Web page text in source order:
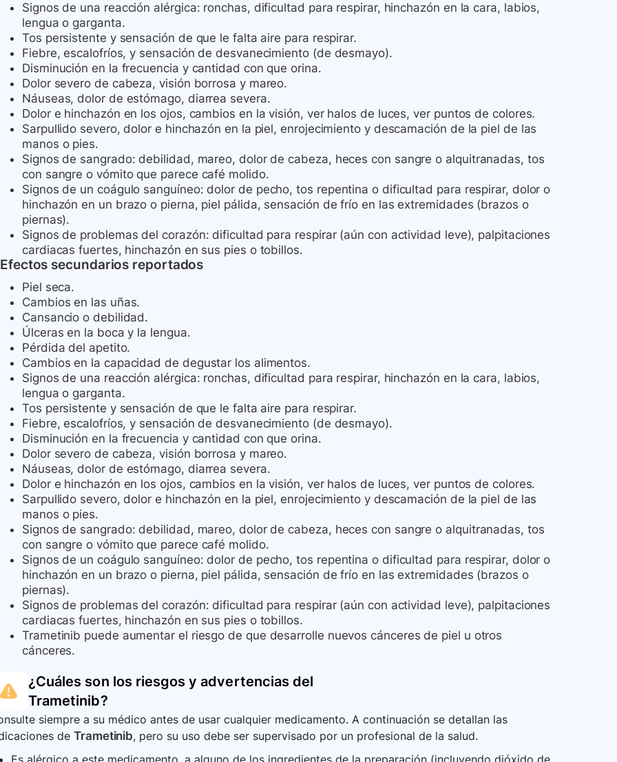
Signos de una reacción alérgica: ronchas, dificultad para respirar, hinchazón en la cara, labios,
lengua o garganta.
Tos persistente y sensación de que le falta aire para respirar.
Fiebre, escalofríos, y sensación de desvanecimiento (de desmayo).
Disminución en la frecuencia y cantidad con que orina.
Dolor severo de cabeza, visión borrosa y mareo.
Náuseas, dolor de estómago, diarrea severa.
Dolor e hinchazón en los ojos, cambios en la visión, ver halos de luces, ver puntos de colores.
Sarpullido severo, dolor e hinchazón en la piel, enrojecimiento y descamación de la piel de las
manos o pies.
Signos de sangrado: debilidad, mareo, dolor de cabeza, heces con sangre o alquitranadas, tos
con sangre o vómito que parece café molido.
Signos de un coágulo sanguíneo: dolor de pecho, tos repentina o dificultad para respirar, dolor o
hinchazón en un brazo o pierna, piel pálida, sensación de frío en las extremidades (brazos o
piernas).
Signos de problemas del corazón: dificultad para respirar (aún con actividad leve), palpitaciones
cardiacas fuertes, hinchazón en sus pies o tobillos.
Efectos secundarios reportados
Piel seca.
Cambios en las uñas.
Cansancio o debilidad.
Úlceras en la boca y la lengua.
Pérdida del apetito.
Cambios en la capacidad de degustar los alimentos.
Signos de una reacción alérgica: ronchas, dificultad para respirar, hinchazón en la cara, labios,
lengua o garganta.
Tos persistente y sensación de que le falta aire para respirar.
Fiebre, escalofríos, y sensación de desvanecimiento (de desmayo).
Disminución en la frecuencia y cantidad con que orina.
Dolor severo de cabeza, visión borrosa y mareo.
Náuseas, dolor de estómago, diarrea severa.
Dolor e hinchazón en los ojos, cambios en la visión, ver halos de luces, ver puntos de colores.
Sarpullido severo, dolor e hinchazón en la piel, enrojecimiento y descamación de la piel de las
manos o pies.
Signos de sangrado: debilidad, mareo, dolor de cabeza, heces con sangre o alquitranadas, tos
con sangre o vómito que parece café molido.
Signos de un coágulo sanguíneo: dolor de pecho, tos repentina o dificultad para respirar, dolor o
hinchazón en un brazo o pierna, piel pálida, sensación de frío en las extremidades (brazos o
piernas).
Signos de problemas del corazón: dificultad para respirar (aún con actividad leve), palpitaciones
cardiacas fuertes, hinchazón en sus pies o tobillos.
Trametinib puede aumentar el riesgo de que desarrolle nuevos cánceres de piel u otros
cánceres.
¿Cuáles son los riesgos y advertencias del
Trametinib?
siempre a su médico antes de usar cualquier medicamento. A continuación se detallan las
de Trametinib, pero su uso debe ser supervisado por un profesional de la salud.